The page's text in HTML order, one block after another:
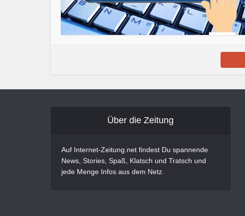
Über die Zeitung
Auf Internet-Zeitung.net findest Du spannende
News, Stories, Spaß, Klatsch und Tratsch und
jede Menge Infos aus dem Netz.